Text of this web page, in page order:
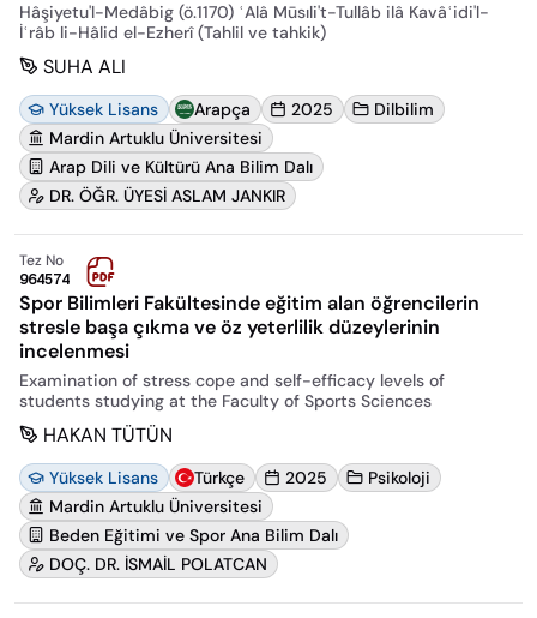
Hâşiyetu'l-Medâbig (ö.1170) ʿAlâ Mūsıli't-Tullâb ilâ Kavâʿidi'l-
İʿrâb li-Hâlid el-Ezherî (Tahlil ve tahkik)
SUHA ALI
Yüksek Lisans Arapça 2025
Dilbilim
Mardin Artuklu Üniversitesi
Arap Dili ve Kültürü Ana Bilim Dalı
DR. ÖĞR. ÜYESİ ASLAM JANKIR
Tez No
964574
Spor Bilimleri Fakültesinde eğitim alan öğrencilerin
stresle başa çıkma ve öz yeterlilik düzeylerinin
incelenmesi
Examination of stress cope and self-efficacy levels of
students studying at the Faculty of Sports Sciences
HAKAN TÜTÜN
Yüksek Lisans Türkçe 2025
Psikoloji
Mardin Artuklu Üniversitesi
Beden Eğitimi ve Spor Ana Bilim Dalı
DOÇ. DR. İSMAİL POLATCAN